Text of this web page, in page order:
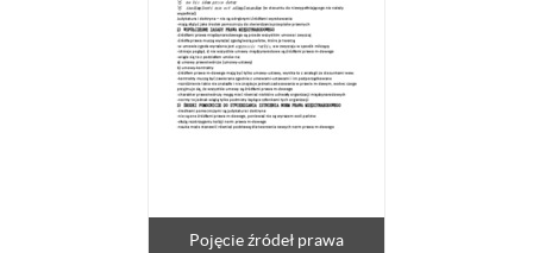
Pojęcie źródeł prawa